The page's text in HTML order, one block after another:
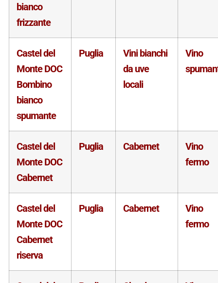
bianco
frizzante
Castel del
Monte DOC
Bombino
bianco
spumante
Puglia
Vini bianchi
da uve
locali
Vino
Castel del
Monte DOC
Cabernet
Puglia Cabernet
Vino
fermo
Castel del
Monte DOC
Cabernet
riserva
Puglia Cabernet
Vino
fermo